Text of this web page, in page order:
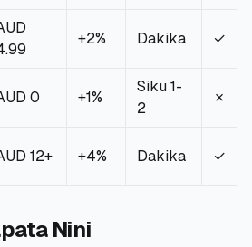
+2% Dakika ✓
0 +1%
Siku 1-
2
✗
12+ +4% Dakika ✓
Nini